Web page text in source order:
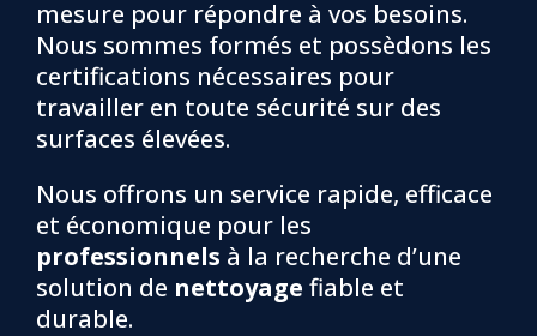
mesure pour répondre à vos besoins.
Nous sommes formés et possèdons les
certifications nécessaires pour
travailler en toute sécurité sur des
surfaces élevées.
Nous offrons un service rapide, efficace
et économique pour les
professionnels à la recherche d’une
solution de nettoyage fiable et
durable.